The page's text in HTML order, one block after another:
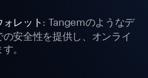
レット : Tangemのようなデ
安全性を提供し、オンライ
。